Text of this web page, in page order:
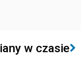
w czasie